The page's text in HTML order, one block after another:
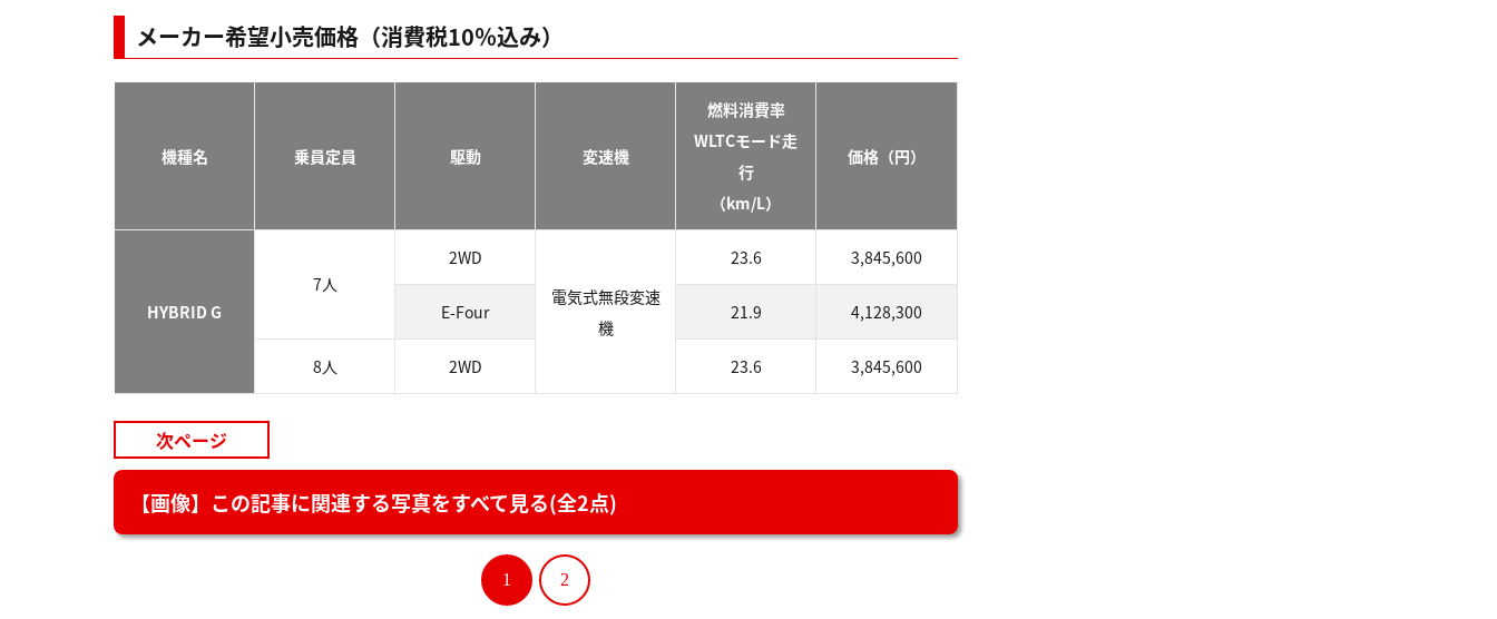
メーカー希望小売価格（消費税10％込み）
機種名 乗員定員 駆動 変速機
燃料消費率
WLTCモード走
行
（km/L）
価格（円）
HYBRID G
7人
2WD
電気式無段変速
機
23.6 3,845,600
E-Four 21.9 4,128,300
8人 2WD 23.6 3,845,600
次ページ
【画像】この記事に関連する写真をすべて見る(全2点)
1 2